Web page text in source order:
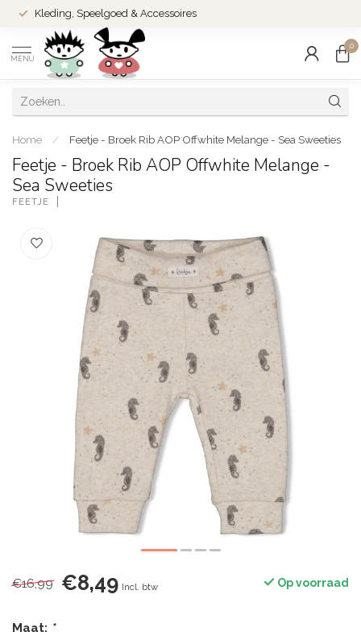
Kleding, Speelgoed & Accessoires
MENU
0
Home / Feetje - Broek Rib AOP Offwhite Melange - Sea Sweeties
Feetje - Broek Rib AOP Offwhite Melange -
Sea Sweeties
FEETJE
€16,99 €8,49 Incl. btw Op voorraad
Maat: *